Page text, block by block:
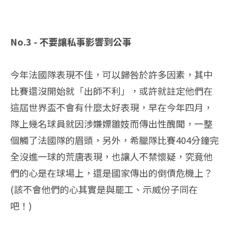
No.3 - 不要讓私事影響到公事
今年法國隊表現不佳，可以歸咎於許多因素，其中
比賽還沒開始就「出師不利」，或許就註定他們在
這屆世界盃不會有什麼太好表現，早在今年四月，
隊上幾名球員就因涉嫌嫖雛妓而傳出性醜聞，一整
個觸了法國隊的眉頭，另外，希臘隊比賽404分鐘完
全沒進一球的荒唐表現，也讓人不禁懷疑，究竟他
們的心是在球場上，還是國家傳出的倒債危機上？
(該不會他們的心其實是與罷工、示威份子同在
吧！)